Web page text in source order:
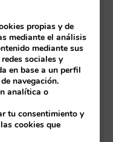
propias y de
mediante el análisis
mediante sus
sociales y
en base a un perfil
navegación.
analítica o
tu consentimiento y
cookies que